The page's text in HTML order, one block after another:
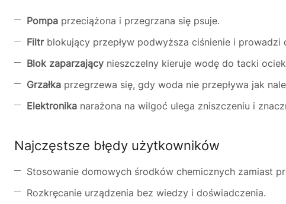
Pompa przeciążona i przegrzana się psuje.
Filtrblokujący przepływ podwyższa ciśnienie i prowadzi
Blok zaparzający nieszczelny kieruje wodę do tacki
Grzałka przegrzewa się, gdy woda nie przepływa jak
Elektronika narażona na wilgoć ulega zniszczeniu i
Najczęstsze błędy użytkowników
Stosowanie domowych środków chemicznych zamiast
Rozkręcanie urządzenia bez wiedzy i doświadczenia.